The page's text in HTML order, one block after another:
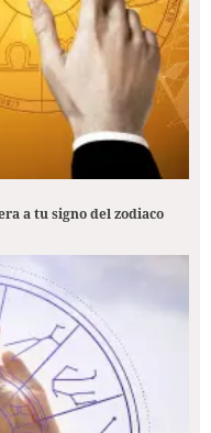
a tu signo del zodiaco